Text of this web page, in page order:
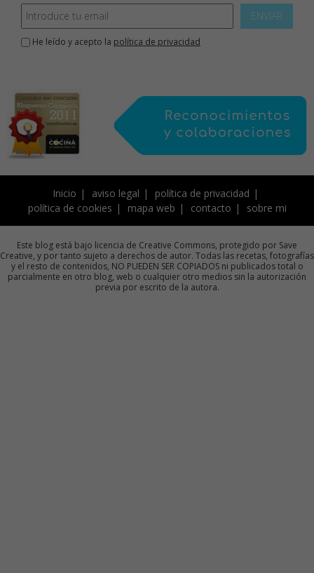
ENVIAR
He leído y acepto la política de privacidad
Inicio aviso legal
política de privacidad
política de cookies
mapa web contacto sobre mi
Este blog está bajo licencia de Creative Commons, protegido por Save
Creative, y por tanto sujeto a derechos de autor. Todas las recetas, fotografías
y el resto de contenidos, NO PUEDEN SER COPIADOS ni publicados total o
parcialmente en otro blog, web o cualquier otro medios sin la autorización
previa por escrito de la autora.